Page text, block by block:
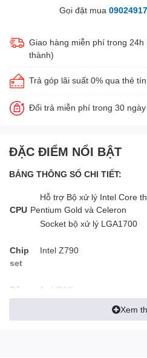
Gọi đặt mua
Giao hàng miễn phí trong
thành)
Trả góp lãi suất 0% qua thẻ
Đổi trả miễn phí trong 30 ngày
ĐẶC ĐIỂM NỔI BẬT
BẢNG THÔNG SỐ CHI TIẾT:
CPU
Hỗ trợ Bộ xử lý Intel Core
Pentium Gold và Celeron
Socket bộ xử lý LGA1700
Chip
set
Intel Z790
Đồ
1x HDMI
Xem